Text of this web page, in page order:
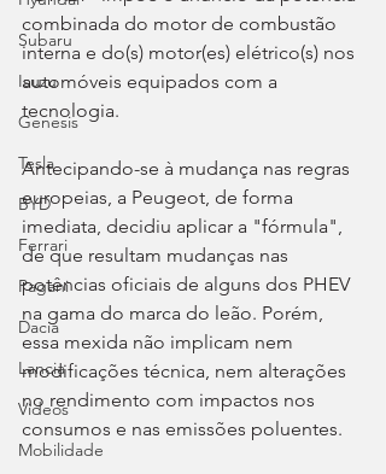
Subaru
Isuzu
Genesis
Tesla
BYD
Ferrari
Pagani
Dacia
Lancia
Videos
Mobilidade
combinada do motor de combustão
interna e do(s) motor(es) elétrico(s) nos
automóveis equipados com a
tecnologia.
Antecipando-se à mudança nas regras
europeias, a Peugeot, de forma
imediata, decidiu aplicar a "fórmula",
de que resultam mudanças nas
potências oficiais de alguns dos PHEV
na gama do marca do leão. Porém,
essa mexida não implicam nem
modificações técnica, nem alterações
no rendimento com impactos nos
consumos e nas emissões poluentes.